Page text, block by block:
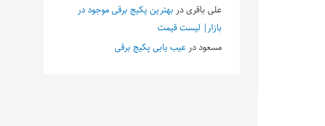
علی باقریدر بهترین پکیج برقی موجود در
بازار| لیست قیمت
مسعوددر عیب یابی پکیج برقی